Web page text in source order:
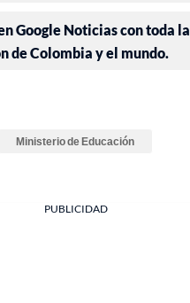
Google Noticias con toda la
de Colombia y el mundo.
Ministerio de Educación
PUBLICIDAD